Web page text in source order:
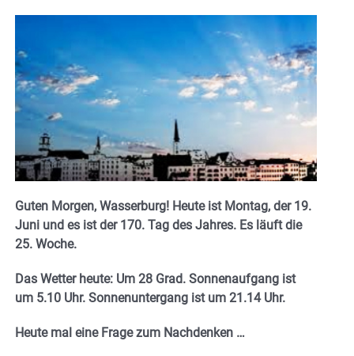
Guten Morgen, Wasserburg! Heute ist Montag, der 19.
Juni und es ist der 170. Tag des Jahres. Es läuft die
25. Woche.
Das Wetter heute: Um 28 Grad. Sonnenaufgang ist
um 5.10 Uhr. Sonnenuntergang ist um 21.14 Uhr.
Heute mal eine Frage zum Nachdenken …